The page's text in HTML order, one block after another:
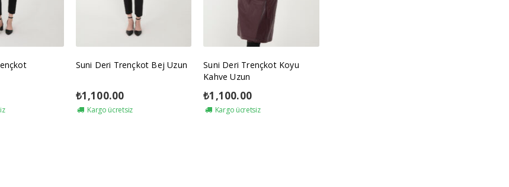
Suni Deri Trençkot Bej Uzun
₺1,100.00
Kargo ücretsiz
Suni Deri Trençkot Koyu
Kahve Uzun
₺1,100.00
Kargo ücretsiz